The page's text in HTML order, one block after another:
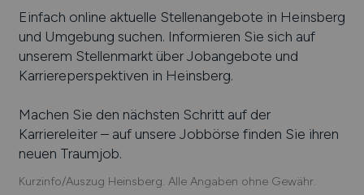
Einfach online aktuelle Stellenangebote in Heinsberg
und Umgebung suchen. Informieren Sie sich auf
unserem Stellenmarkt über Jobangebote und
Karriereperspektiven in Heinsberg.
Machen Sie den nächsten Schritt auf der
Karriereleiter – auf unsere Jobbörse finden Sie ihren
neuen Traumjob.
Kurzinfo/Auszug Heinsberg. Alle Angaben ohne Gewähr.